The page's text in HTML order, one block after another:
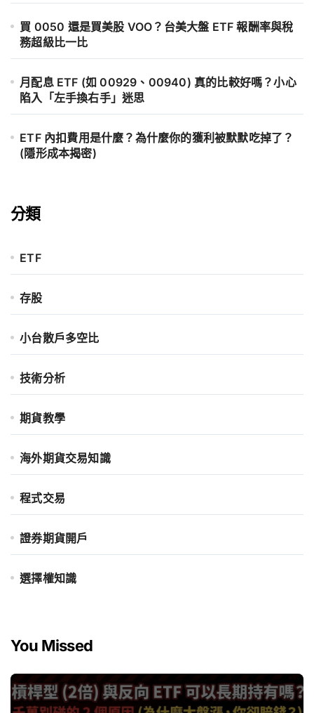
買 0050 還是買美股 VOO？台美大盤 ETF 報酬率與稅
務超級比一比
月配息 ETF (如 00929、00940) 真的比較好嗎？小心
陷入「左手換右手」迷思
ETF 內扣費用是什麼？為什麼你的獲利被默默吃掉了？
(隱形成本揭密)
分類
ETF
存股
小台散戶多空比
技術分析
期貨教學
海外期貨交易知識
程式交易
證券期貨開戶
選擇權知識
You Missed